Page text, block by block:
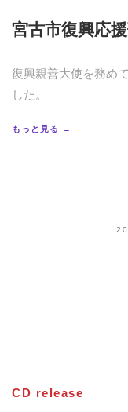
宮古市復興応
復興親善大使を務め
した。
もっと見る →
CD release